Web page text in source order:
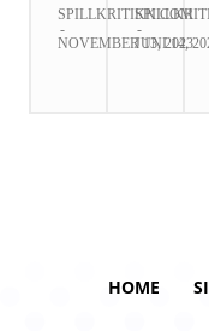
SPILLKRITIKK.COM
-
NOVEMBER 13, 2023
-
JUNI 14,
HOME